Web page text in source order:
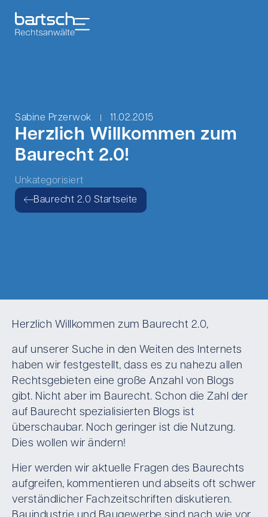
Sabine Przerwok 11.02.2015
Herzlich Willkommen zum
Baurecht 2.0!
Unkategorisiert
Baurecht 2.0 Startseite
Herzlich Willkommen zum Baurecht 2.0,
auf unserer Suche in den Weiten des Internets
haben wir festgestellt, dass es zu nahezu allen
Rechtsgebieten eine große Anzahl von Blogs
gibt. Nicht aber im Baurecht. Schon die Zahl der
auf Baurecht spezialisierten Blogs ist
überschaubar. Noch geringer ist die Nutzung.
Dies wollen wir ändern!
Hier werden wir aktuelle Fragen des Baurechts
aufgreifen, kommentieren und abseits oft schwer
verständlicher Fachzeitschriften diskutieren.